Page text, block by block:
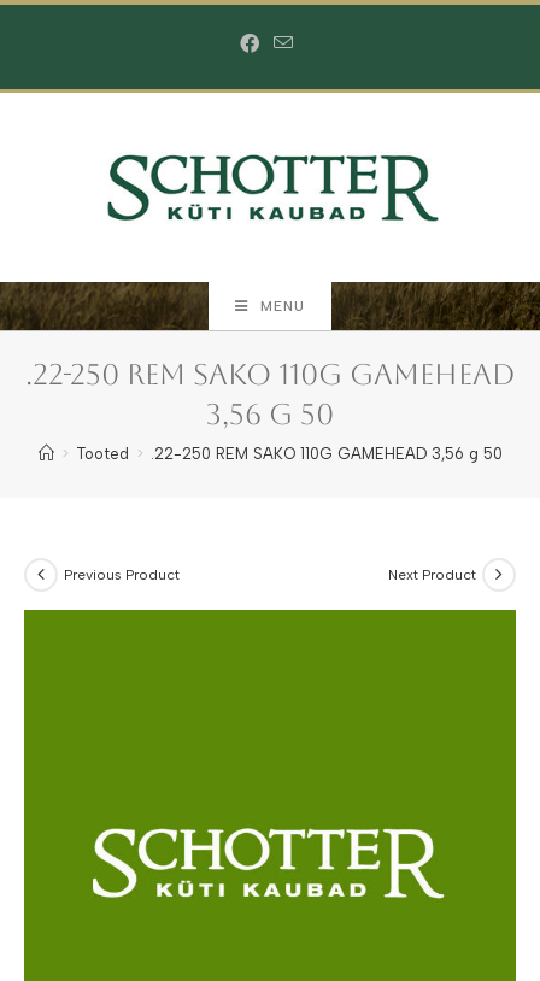
MENU
.22-250 REM SAKO 110G GAMEHEAD
3,56 g 50
> Tooted > .22-250 REM SAKO 110G GAMEHEAD 3,56 g 50
Previous Product Next Product